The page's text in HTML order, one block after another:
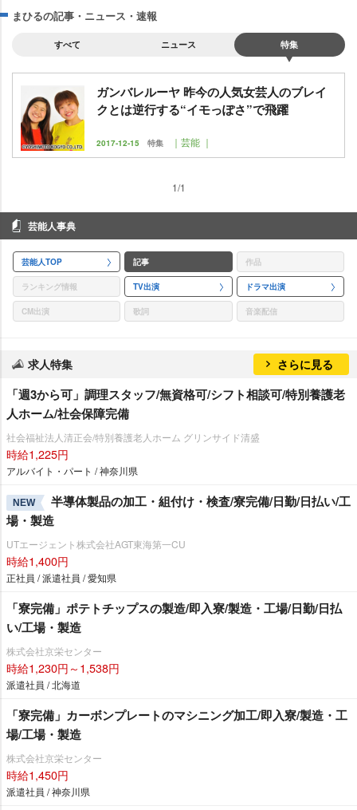
まひるの記事・ニュース・速報
すべて ニュース 特集
ガンバレルーヤ 昨今の人気女芸人のブレイ
クとは逆行する“イモっぽさ”で飛躍
2017-12-15 特集 ｜芸能 ｜
1/1
芸能人事典
芸能人TOP 記事 作品
ランキング情報 TV出演 ドラマ出演
CM出演 歌詞 音楽配信
求人特集 さらに見る
「週3から可」調理スタッフ/無資格可/シフト相談可/特別養護老
人ホーム/社会保障完備
社会福祉法人清正会/特別養護老人ホーム グリンサイド清盛
時給1,225円
アルバイト・パート / 神奈川県
NEW
半導体製品の加工・組付け・検査/寮完備/日勤/日払い/工
場・製造
UTエージェント株式会社AGT東海第一CU
時給1,400円
正社員 / 派遣社員 / 愛知県
「寮完備」ポテトチップスの製造/即入寮/製造・工場/日勤/日払
い/工場・製造
株式会社京栄センター
時給1,230円～1,538円
派遣社員 / 北海道
「寮完備」カーボンプレートのマシニング加工/即入寮/製造・工
場/工場・製造
株式会社京栄センター
時給1,450円
派遣社員 / 神奈川県